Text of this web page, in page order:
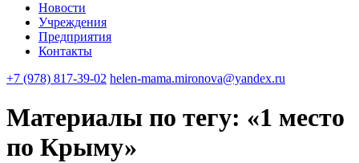
Новости
Учреждения
Предприятия
Контакты
+7 (978) 817-39-02 helen-mama.mironova@yandex.ru
Материалы по тегу: «1 место
по Крыму»